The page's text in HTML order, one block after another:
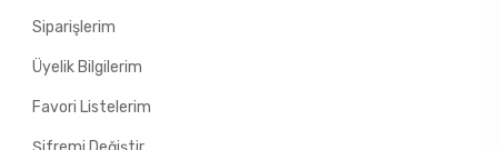
Siparişlerim
Üyelik Bilgilerim
Favori Listelerim